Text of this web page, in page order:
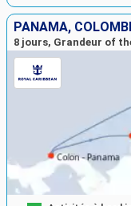
PANAMA,
8 jours, Grandeur of